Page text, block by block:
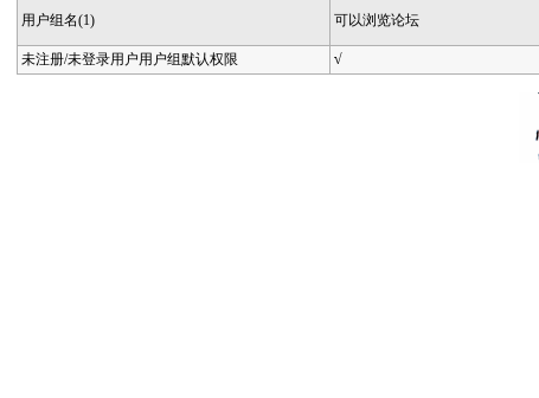
用户组名(1) 可以浏览论坛
未注册/未登录用户用户组默认权限 √